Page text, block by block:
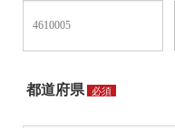
都道府県 必須